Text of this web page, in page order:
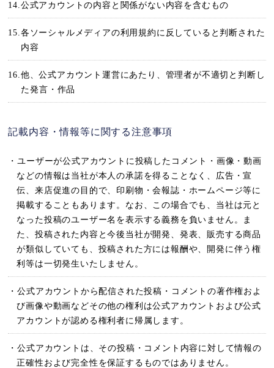
14.公式アカウントの内容と関係がない内容を含むもの
15.各ソーシャルメディアの利用規約に反していると判断された
内容
16.他、公式アカウント運営にあたり、管理者が不適切と判断し
た発言・作品
記載内容・情報等に関する注意事項
・ユーザーが公式アカウントに投稿したコメント・画像・動画
などの情報は当社が本人の承諾を得ることなく、広告・宣
伝、来店促進の目的で、印刷物・会報誌・ホームページ等に
掲載することもあります。なお、この場合でも、当社は元と
なった投稿のユーザー名を表示する義務を負いません。ま
た、投稿された内容と今後当社が開発、発表、販売する商品
が類似していても、投稿された方には報酬や、開発に伴う権
利等は一切発生いたしません。
・公式アカウントから配信された投稿・コメントの著作権およ
び画像や動画などその他の権利は公式アカウントおよび公式
アカウントが認める権利者に帰属します。
・公式アカウントは、その投稿・コメント内容に対して情報の
正確性および完全性を保証するものではありません。